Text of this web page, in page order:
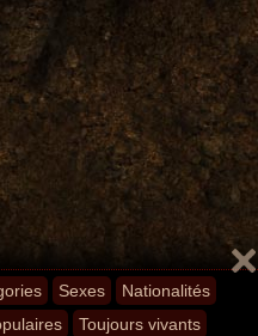
Sexes
Nationalités
Toujours vivants